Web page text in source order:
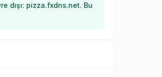
dışı: pizza.fxdns.net. Bu